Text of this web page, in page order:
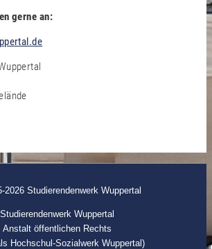
gerne an:
2026 Studierendenwerk Wuppertal
Studierendenwerk Wuppertal
Anstalt öffentlichen Rechts
Hochschul-Sozialwerk Wuppertal)